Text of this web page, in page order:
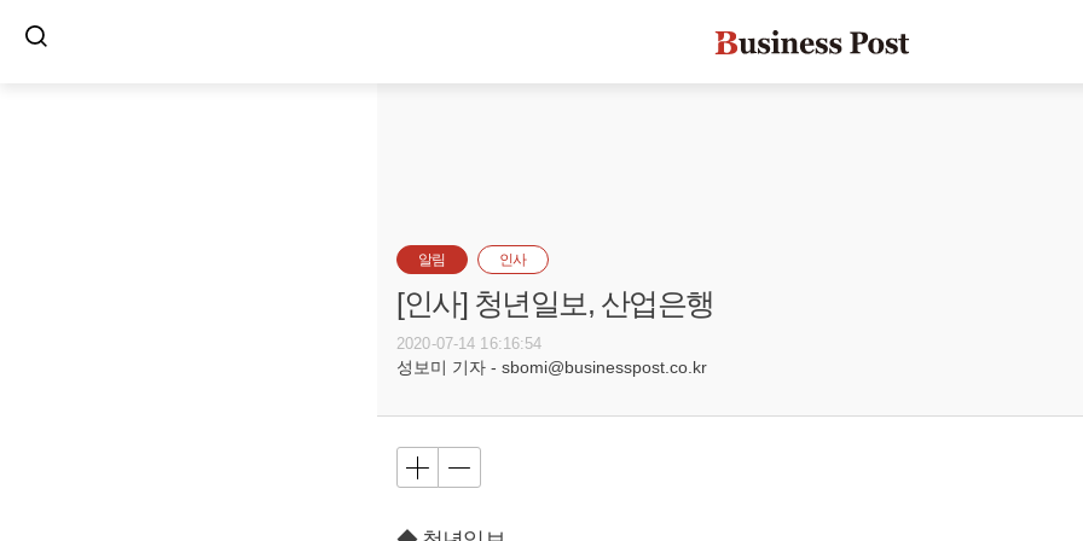
알림 인사
[인사] 청년일보, 산업은행
2020-07-14 16:16:54
성보미 기자 - sbomi@businesspost.co.kr